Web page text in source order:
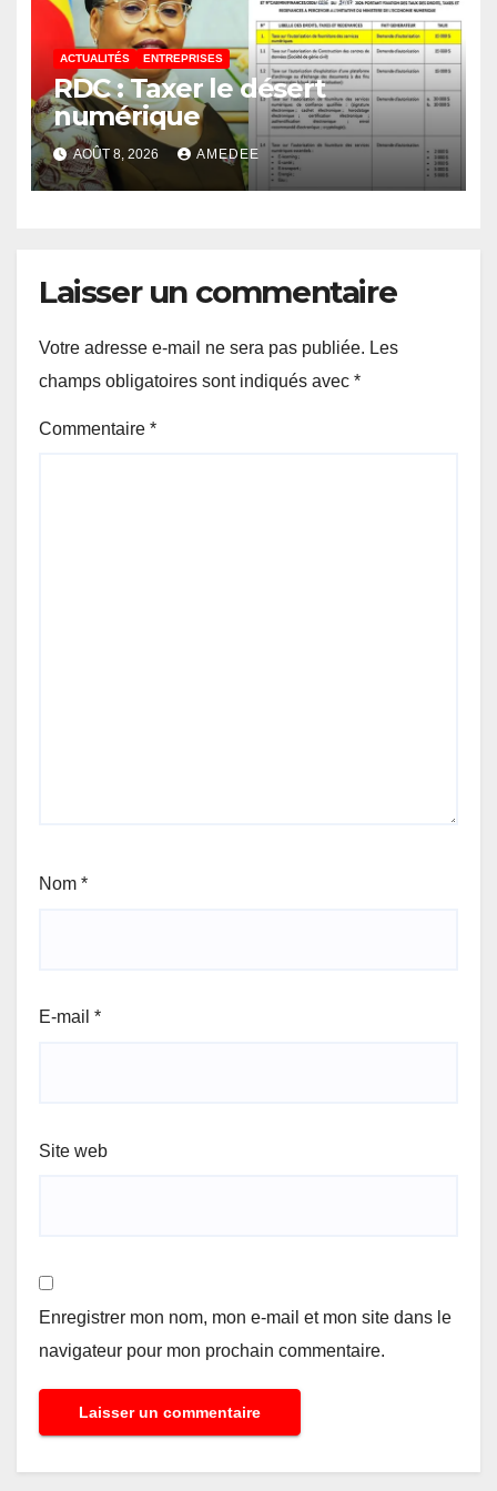
ACTUALITÉS ENTREPRISES
RDC : Taxer le désert
numérique
AOÛT 8, 2026 AMEDEE
Laisser un commentaire
Votre adresse e-mail ne sera pas publiée. Les
champs obligatoires sont indiqués avec *
Commentaire *
Nom *
E-mail *
Site web
Enregistrer mon nom, mon e-mail et mon site dans le
navigateur pour mon prochain commentaire.